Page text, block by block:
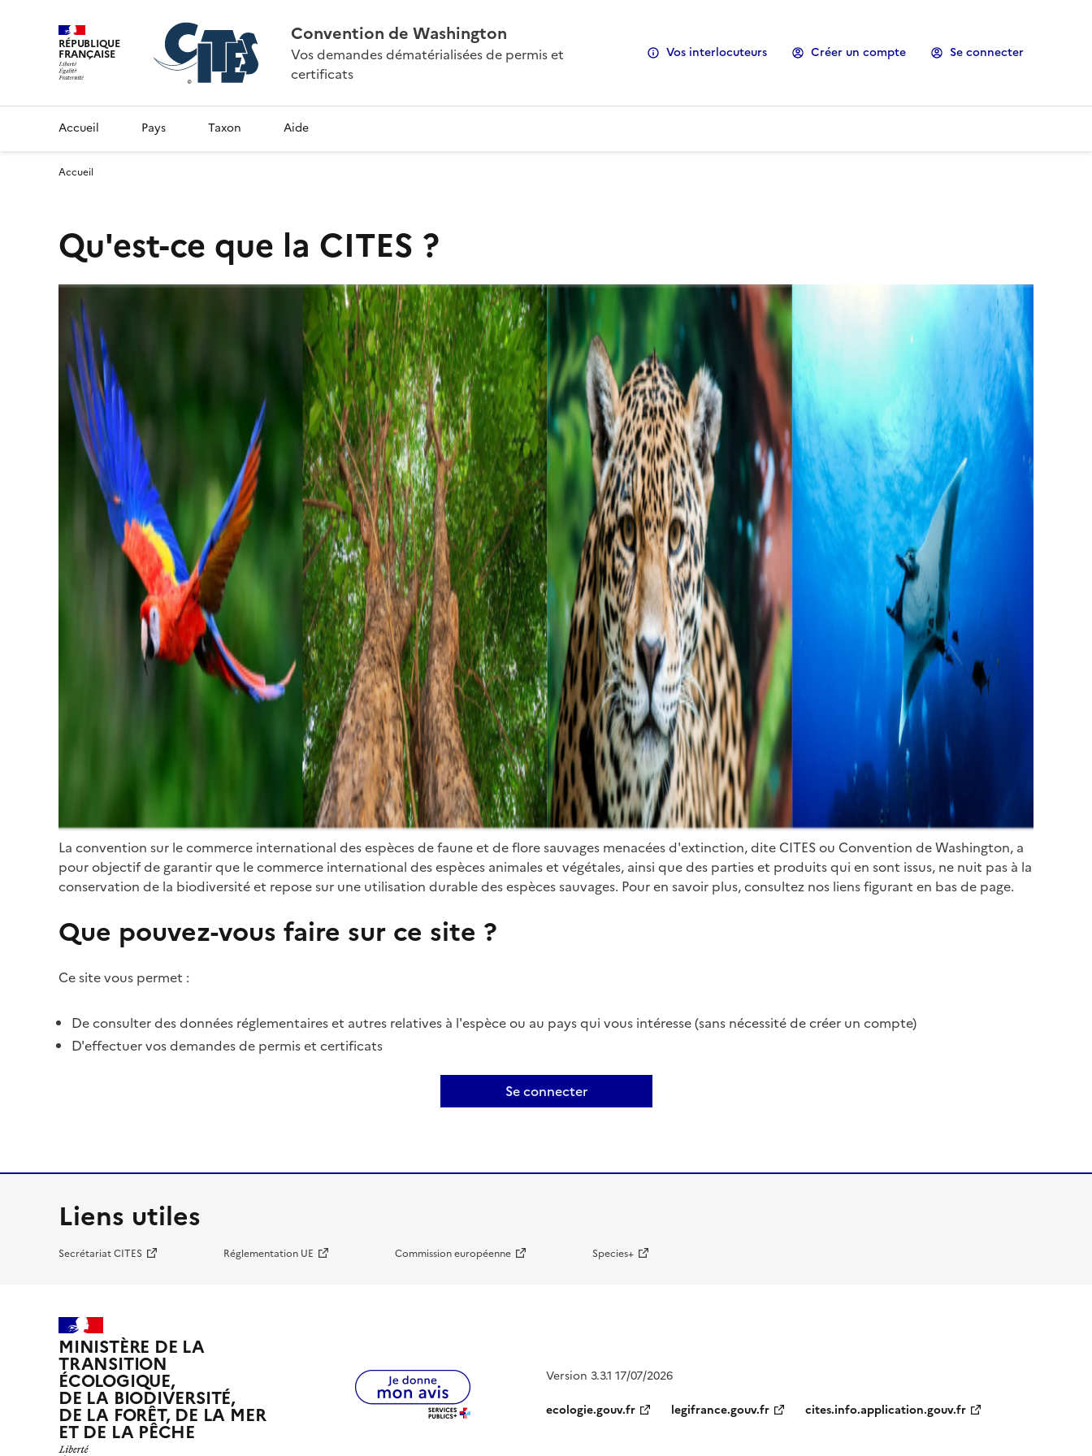
RÉPUBLIQUE
FRANÇAISE
Convention de Washington
Vos demandes dématérialisées de permis et
certificats
Vos interlocuteurs Créer un compte Se connecter
Accueil Pays Taxon Aide
Accueil
Qu'est-ce que la CITES ?
La convention sur le commerce international des espèces de faune et de flore sauvages menacées d'extinction, dite CITES ou Convention de Washington, a
pour objectif de garantir que le commerce international des espèces animales et végétales, ainsi que des parties et produits qui en sont issus, ne nuit pas à la
conservation de la biodiversité et repose sur une utilisation durable des espèces sauvages. Pour en savoir plus, consultez nos liens figurant en bas de page.
Que pouvez-vous faire sur ce site ?
Ce site vous permet :
De consulter des données réglementaires et autres relatives à l'espèce ou au pays qui vous intéresse (sans nécessité de créer un compte)
D'effectuer vos demandes de permis et certificats
Se connecter
Liens utiles
Secrétariat CITES Réglementation UE Commission européenne Species+
MINISTÈRE DE LA
TRANSITION
ÉCOLOGIQUE,
DE LA BIODIVERSITÉ,
DE LA FORÊT, DE LA MER
ET DE LA PÊCHE
Version 3.3.1 17/07/2026
ecologie.gouv.fr
legifrance.gouv.fr cites.info.application.gouv.fr